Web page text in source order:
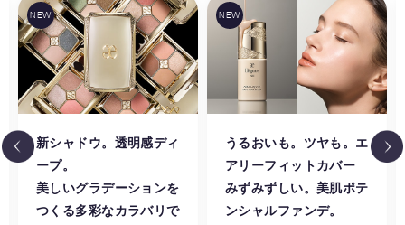
新シャドウ。透明感ディ
ープ。
美しいグラデーションを
つくる多彩なカラバリで
うるおいも。ツヤも。エ
アリーフィットカバー
みずみずしい。美肌ポテ
ンシャルファンデ。